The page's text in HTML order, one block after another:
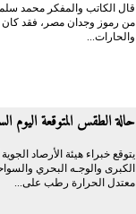
قال الكاتب والمفكر محمد
من رموز وجدان مصر، فقد
والحارات...
حالة الطقس المتوقعة اليوم السبت 19
يتوقع خبراء هيئة الأرصاد
الكبرى والوجـه البحري
معتدل الحرارة رطب على...